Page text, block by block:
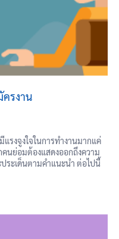
ครงาน
รงจูงใจในการทำงานมากแค่
นย่อมต้องแสดงออกถึงความ
ระเด็นตามคำแนะนำ ต่อไปนี้